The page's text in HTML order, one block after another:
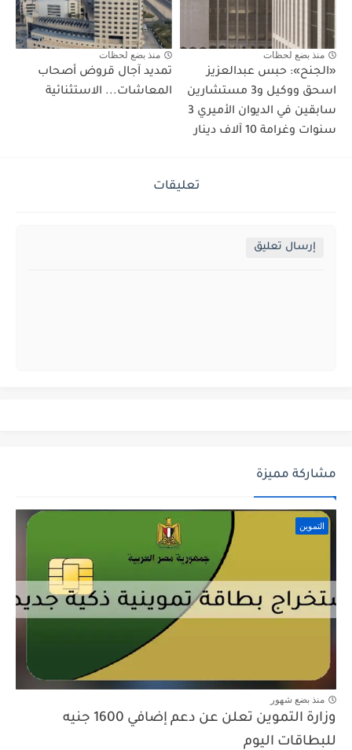
منذ بضع لحظات
«الجنح»: حبس عبدالعزيز
اسحق ووكيل و3 مستشارين
سابقين في الديوان الأميري 3
سنوات وغرامة 10 آلاف دينار
منذ بضع لحظات
تمديد آجال قروض أصحاب
المعاشات... الاستثنائية
تعليقات
إرسال تعليق
مشاركة مميزة
التموين
منذ بضع شهور
وزارة التموين تعلن عن دعم إضافي 1600 جنيه
للبطاقات اليوم